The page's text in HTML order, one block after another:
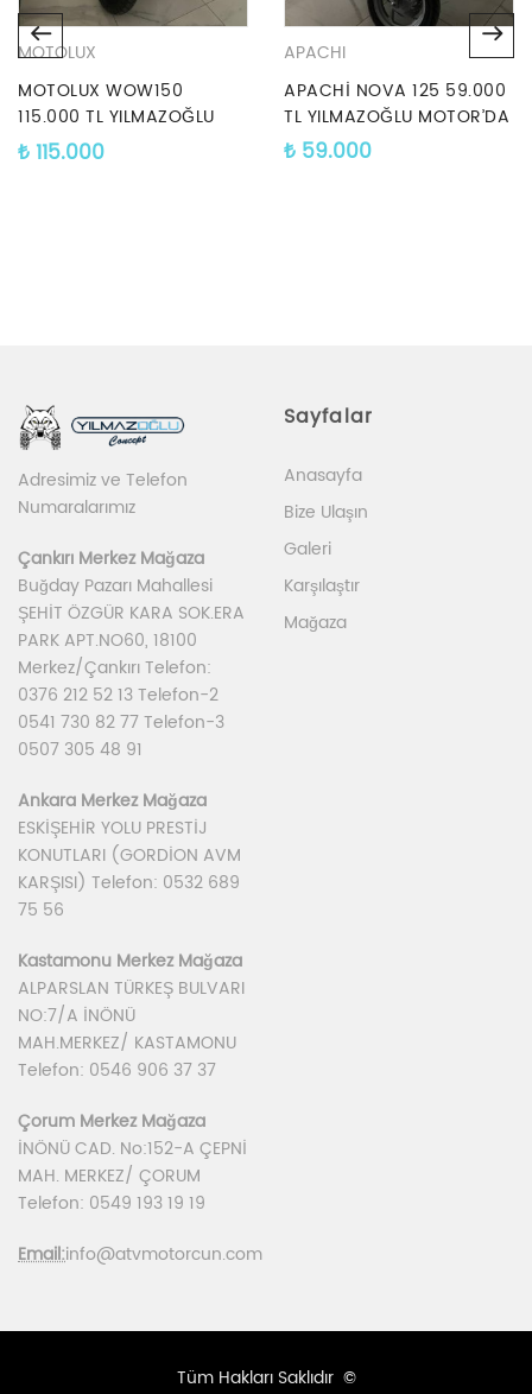
MOTOLUX
MOTOLUX WOW150
115.000 TL YILMAZOĞLU
MOTOR’DA
₺ 115.000
APACHI
APACHİ NOVA 125 59.000
TL YILMAZOĞLU MOTOR’DA
₺ 59.000
Adresimiz ve Telefon
Numaralarımız
Çankırı Merkez Mağaza
Buğday Pazarı Mahallesi
ŞEHİT ÖZGÜR KARA SOK.ERA
PARK APT.NO60, 18100
Merkez/Çankırı Telefon:
0376 212 52 13 Telefon-2
0541 730 82 77 Telefon-3
0507 305 48 91
Ankara Merkez Mağaza
ESKİŞEHİR YOLU PRESTİJ
KONUTLARI (GORDİON AVM
KARŞISI) Telefon: 0532 689
75 56
Kastamonu Merkez Mağaza
ALPARSLAN TÜRKEŞ BULVARI
NO:7/A İNÖNÜ
MAH.MERKEZ/ KASTAMONU
Telefon: 0546 906 37 37
Çorum Merkez Mağaza
İNÖNÜ CAD. No:152-A ÇEPNİ
MAH. MERKEZ/ ÇORUM
Telefon: 0549 193 19 19
Email:info@atvmotorcun.com
Sayfalar
Anasayfa
Bize Ulaşın
Galeri
Karşılaştır
Mağaza
Tüm Hakları Saklıdır ©